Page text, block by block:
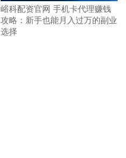
峪科配资官网 手机卡代理赚钱
攻略：新手也能月入过万的副业
选择